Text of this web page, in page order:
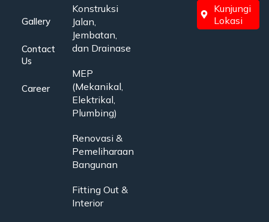
Gallery
Contact
Us
Career
Konstruksi
Jalan,
Jembatan,
dan Drainase
MEP
(Mekanikal,
Elektrikal,
Plumbing)
Renovasi &
Pemeliharaan
Bangunan
Fitting Out &
Interior
Kunjungi
Lokasi